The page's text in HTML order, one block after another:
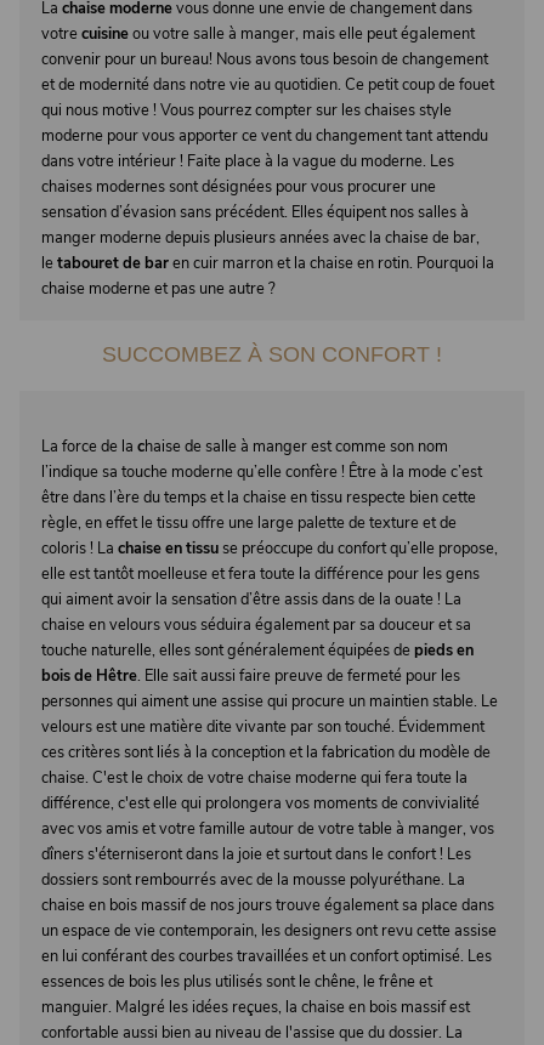
La chaise modernevous donne une envie de changement dans
votrecuisineou votre salle à manger, mais elle peut également
convenir pour un bureau! Nous avons tous besoin de changement
et de modernité dans notre vie au quotidien. Ce petit coup de fouet
qui nous motive ! Vous pourrez compter sur les chaises style
moderne pour vous apporter ce vent du changement tant attendu
dans votre intérieur ! Faite place à la vague du moderne. Les
chaises modernes sont désignées pour vous procurer une
sensation d’évasion sans précédent. Elles équipent nos salles à
manger moderne depuis plusieurs années avec la chaise de bar,
letabouret de baren cuir marron et la chaise en rotin. Pourquoi la
chaise moderne et pas une autre ?
SUCCOMBEZ À SON CONFORT !
La force de la chaise de salle à manger est comme son nom
l’indique sa touche moderne qu’elle confère ! Être à la mode c’est
être dans l’ère du temps et la chaise en tissu respecte bien cette
règle, en effet le tissu offre une large palette de texture et de
coloris ! La chaise en tissuse préoccupe du confort qu’elle propose,
elle est tantôt moelleuse et fera toute la différence pour les gens
qui aiment avoir la sensation d’être assis dans de la ouate ! La
chaise en velours vous séduira également par sa douceur et sa
touche naturelle, elles sont généralement équipées depieds en
bois de Hêtre. Elle sait aussi faire preuve de fermeté pour les
personnes qui aiment une assise qui procure un maintien stable. Le
velours est une matière dite vivante par son touché. Évidemment
ces critères sont liés à la conception et la fabrication du modèle de
chaise. C'est le choix de votre chaise moderne qui fera toute la
différence, c'est elle qui prolongera vos moments de convivialité
avec vos amis et votre famille autour de votre table à manger, vos
dîners s'éterniseront dans la joie et surtout dans le confort ! Les
dossiers sont rembourrés avec de la mousse polyuréthane. La
chaise en bois massif de nos jours trouve également sa place dans
un espace de vie contemporain, les designers ont revu cette assise
en lui conférant des courbes travaillées et un confort optimisé. Les
essences de bois les plus utilisés sont le chêne, le frêne et
manguier. Malgré les idées reçues, la chaise en bois massif est
confortable aussi bien au niveau de l'assise que du dossier. La